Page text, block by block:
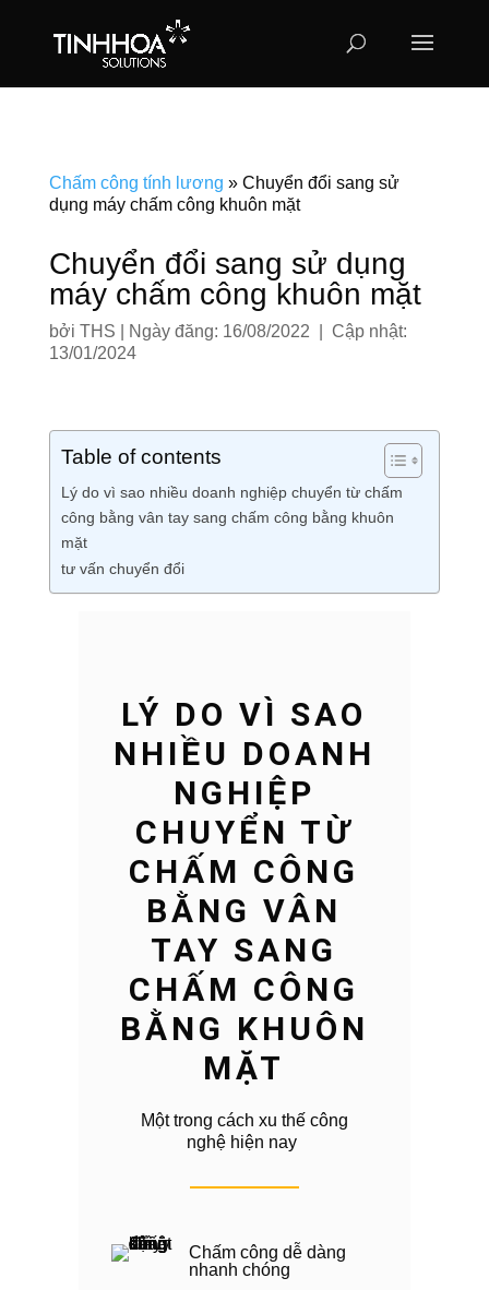
Chấm công tính lương » Chuyển đổi sang sử
dụng máy chấm công khuôn mặt
Chuyển đổi sang sử dụng
máy chấm công khuôn mặt
bởi THS
Ngày đăng: 16/08/2022 | Cập nhật:
13/01/2024
Table of contents
Lý do vì sao nhiều doanh nghiệp chuyển từ chấm
công bằng vân tay sang chấm công bằng khuôn
mặt
tư vấn chuyển đổi
LÝ DO VÌ SAO
NHIỀU DOANH
NGHIỆP
CHUYỂN TỪ
CHẤM CÔNG
BẰNG VÂN
TAY SANG
CHẤM CÔNG
BẰNG KHUÔN
MẶT
Một trong cách xu thế công
nghệ hiện nay
Chấm công dễ dàng
nhanh chóng